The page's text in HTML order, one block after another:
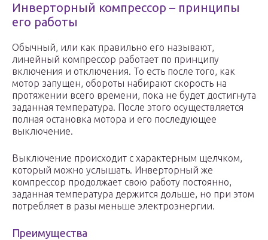
Инверторный компрессор – принципы
его работы
Обычный, или как правильно его называют,
линейный компрессор работает по принципу
включения и отключения. То есть после того, как
мотор запущен, обороты набирают скорость на
протяжении всего времени, пока не будет достигнута
заданная температура. После этого осуществляется
полная остановка мотора и его последующее
выключение.
Выключение происходит с характерным щелчком,
который можно услышать. Инверторный же
компрессор продолжает свою работу постоянно,
заданная температура держится дольше, но при этом
потребляет в разы меньше электроэнергии.
Преимущества